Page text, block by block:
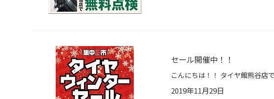
セール開催中！！
2019年11月29日